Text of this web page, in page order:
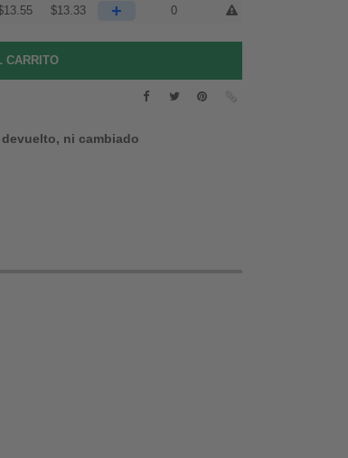
13.55 $13.33 + 0
ni cambiado